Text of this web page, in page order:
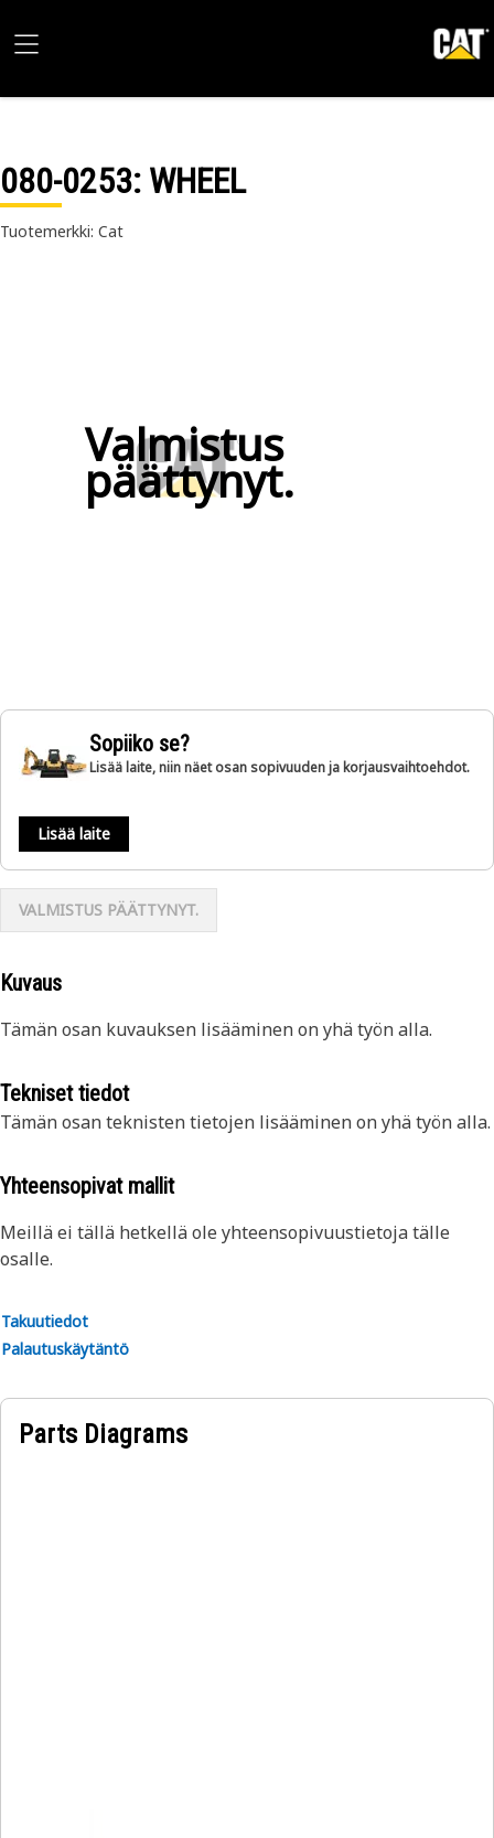
080-0253: WHEEL
Tuotemerkki: Cat
Valmistus
päättynyt.
Sopiiko se?
Lisää laite, niin näet osan sopivuuden ja korjausvaihtoehdot.
Lisää laite
VALMISTUS PÄÄTTYNYT.
Kuvaus
Tämän osan kuvauksen lisääminen on yhä työn alla.
Tekniset tiedot
Tämän osan teknisten tietojen lisääminen on yhä työn alla.
Yhteensopivat mallit
Meillä ei tällä hetkellä ole yhteensopivuustietoja tälle
osalle.
Takuutiedot
Palautuskäytäntö
Parts Diagrams